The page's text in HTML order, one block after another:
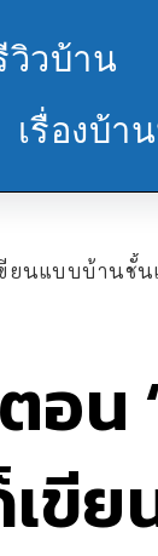
วิวบ้าน
เรื่องบ้า
ยนแบบบ้านชั้
อ
ขีย